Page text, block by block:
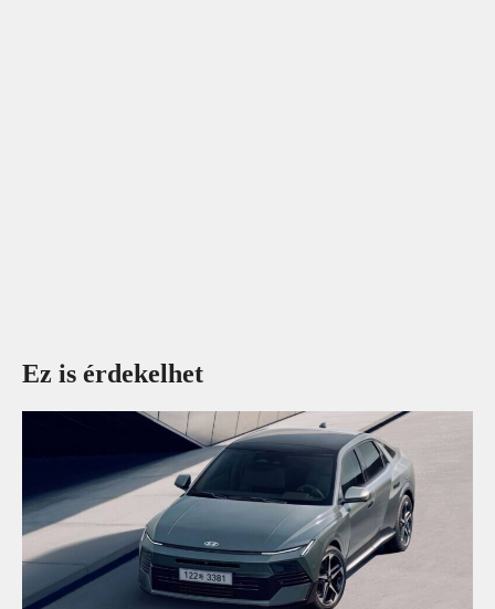
Ez is érdekelhet